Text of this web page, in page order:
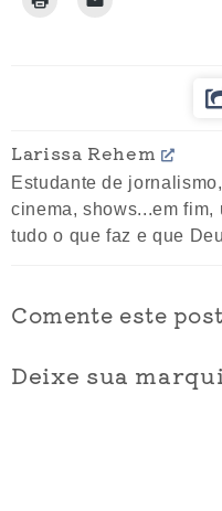
Larissa Rehem
Estudante de
cinema, shows...em fim,
tudo o que faz e que
Comente este
Deixe sua